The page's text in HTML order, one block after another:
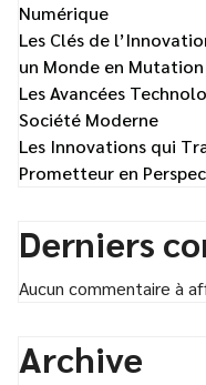
Numérique
Les Clés de
un Monde en Mutation
Les Avancées
Société Moderne
Les Innovations qui
Prometteur en
Derniers
Aucun commentaire à
Archive